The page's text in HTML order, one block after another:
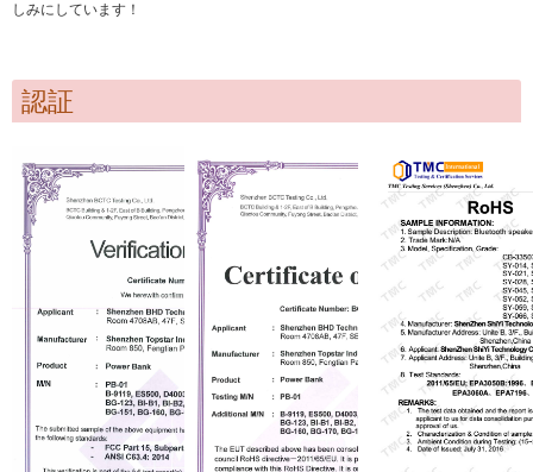
しみにしています！
認証